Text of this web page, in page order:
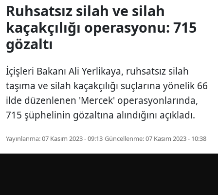
Ruhsatsız silah ve silah
kaçakçılığı operasyonu: 715
gözaltı
İçişleri Bakanı Ali Yerlikaya, ruhsatsız silah
taşıma ve silah kaçakçılığı suçlarına yönelik 66
ilde düzenlenen 'Mercek' operasyonlarında,
715 şüphelinin gözaltına alındığını açıkladı.
Yayınlanma:07 Kasım 2023 - 09:13 Güncellenme:07 Kasım 2023 - 10:38